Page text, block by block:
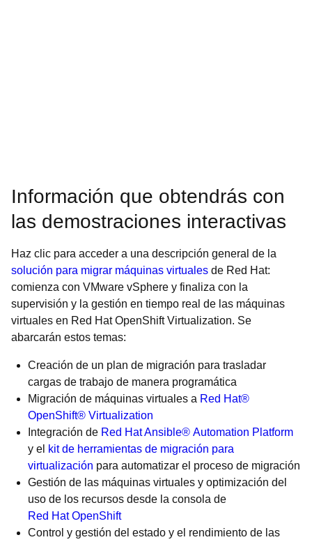
Información que obtendrás con
las demostraciones interactivas
Haz clic para acceder a una descripción general de la
solución para migrar máquinas virtuales de Red Hat:
comienza con VMware vSphere y finaliza con la
supervisión y la gestión en tiempo real de las máquinas
virtuales en Red Hat OpenShift Virtualization. Se
abarcarán estos temas:
Creación de un plan de migración para trasladar
cargas de trabajo de manera programática
Migración de máquinas virtuales a Red Hat®
OpenShift® Virtualization
Integración de Red Hat Ansible® Automation Platform
y el kit de herramientas de migración para
virtualización para automatizar el proceso de migración
Gestión de las máquinas virtuales y optimización del
uso de los recursos desde la consola de
Red Hat OpenShift
Control y gestión del estado y el rendimiento de las